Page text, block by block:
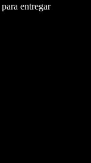
entregar